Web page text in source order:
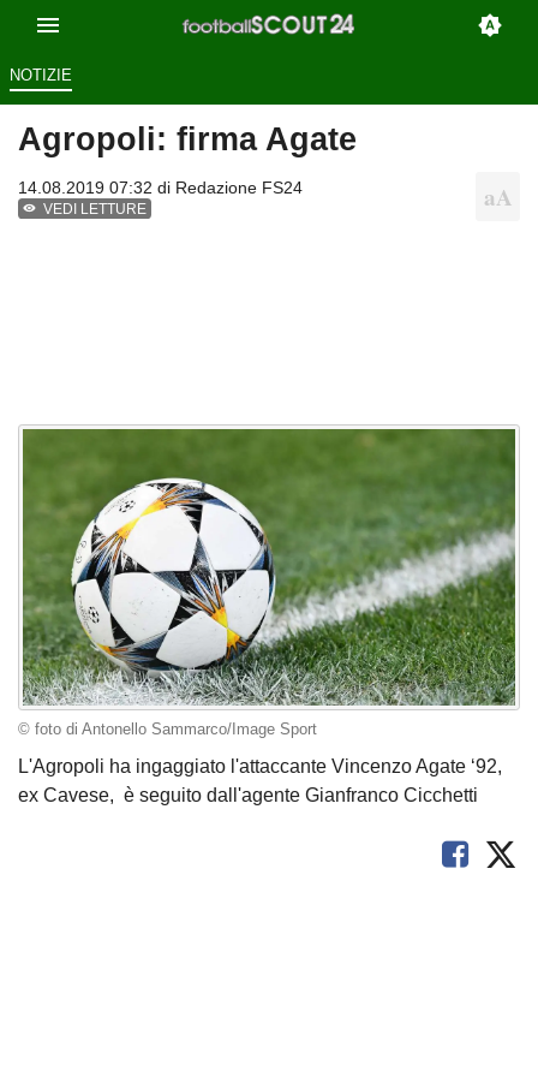
NOTIZIE
Agropoli: firma Agate
14.08.2019 07:32 di Redazione FS24
VEDI LETTURE
© foto di Antonello Sammarco/Image Sport
L'Agropoli ha ingaggiato l'attaccante Vincenzo Agate ‘92,
ex Cavese, è seguito dall'agente Gianfranco Cicchetti